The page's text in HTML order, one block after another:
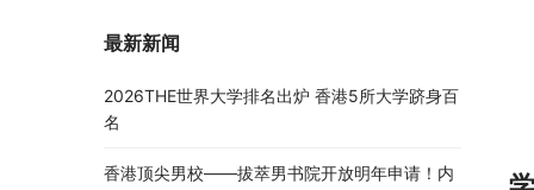
最新新闻
2026THE世界大学排名出炉 香港5所大学跻身百
名
香港顶尖男校——拔萃男书院开放明年申请！内